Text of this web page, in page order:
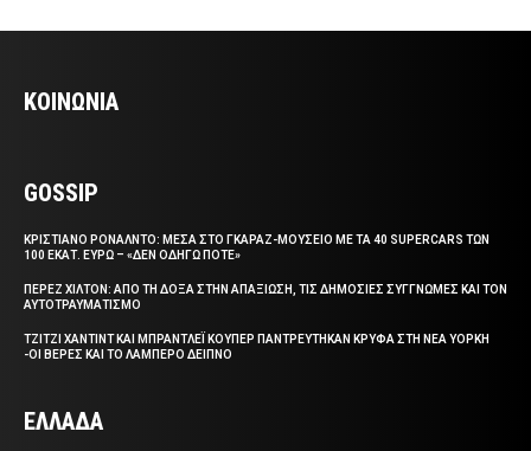
ΚΟΙΝΩΝΙΑ
GOSSIP
ΚΡΙΣΤΙΑΝΟ ΡΟΝΑΛΝΤΟ: ΜΕΣΑ ΣΤΟ ΓΚΑΡΑΖ-ΜΟΥΣΕΙΟ ΜΕ ΤΑ 40 SUPERCARS ΤΩΝ
100 ΕΚΑΤ. ΕΥΡΩ – «ΔΕΝ ΟΔΗΓΩ ΠΟΤΕ»
ΠΕΡΕΖ ΧΙΛΤΟΝ: ΑΠΟ ΤΗ ΔΟΞΑ ΣΤΗΝ ΑΠΑΞΙΩΣΗ, ΤΙΣ ΔΗΜΟΣΙΕΣ ΣΥΓΓΝΩΜΕΣ ΚΑΙ ΤΟΝ
ΑΥΤΟΤΡΑΥΜΑΤΙΣΜΟ
ΤΖΙΤΖΙ ΧΑΝΤΙΝΤ ΚΑΙ ΜΠΡΑΝΤΛΕΪ ΚΟΥΠΕΡ ΠΑΝΤΡΕΥΤΗΚΑΝ ΚΡΥΦΑ ΣΤΗ ΝΕΑ ΥΟΡΚΗ
-ΟΙ ΒΕΡΕΣ ΚΑΙ ΤΟ ΛΑΜΠΕΡΟ ΔΕΙΠΝΟ
ΕΛΛΑΔΑ